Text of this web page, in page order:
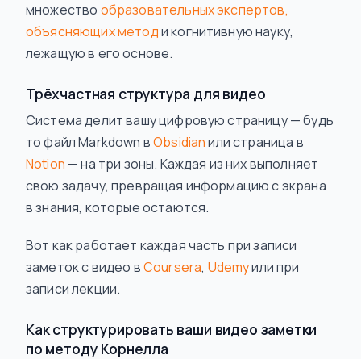
множество образовательных экспертов,
объясняющих методи когнитивную науку,
лежащую в его основе.
Трёхчастная структура для видео
Система делит вашу цифровую страницу — будь
то файл Markdown вObsidianили страница в
Notion — на три зоны. Каждая из них выполняет
свою задачу, превращая информацию с экрана
в знания, которые остаются.
Вот как работает каждая часть при записи
заметок с видео вCoursera, Udemyили при
записи лекции.
Как структурировать ваши видео заметки
по методу Корнелла